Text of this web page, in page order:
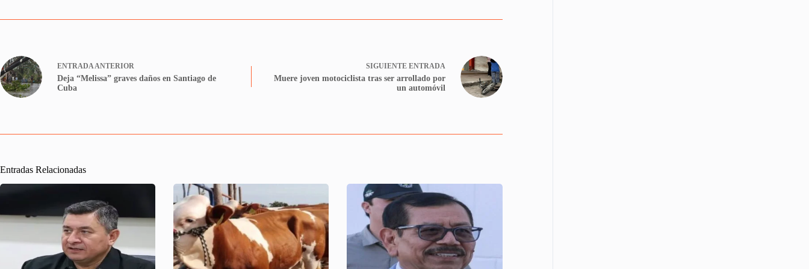
ENTRADAANTERIOR
Deja “Melissa” graves daños en Santiago de
Cuba
SIGUIENTE ENTRADA
Muere joven motociclista tras ser arrollado por
un automóvil
Entradas Relacionadas